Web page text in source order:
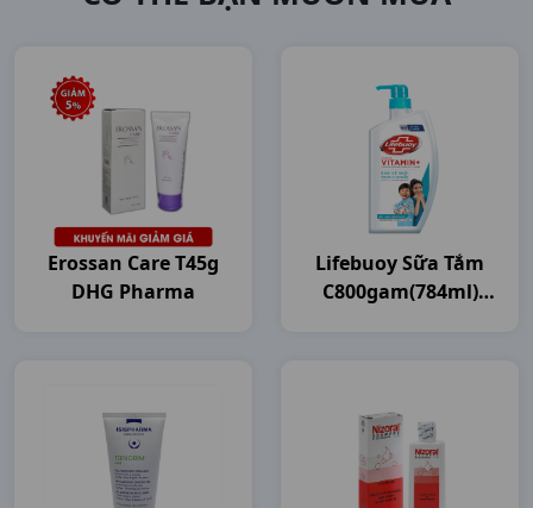
Erossan Care T45g
DHG Pharma
Lifebuoy Sữa Tắm
C800gam(784ml)